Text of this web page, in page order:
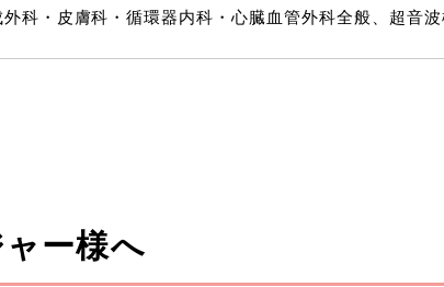
科・皮膚科・循環器内科・心臓血管外科全般、超音
ー様へ